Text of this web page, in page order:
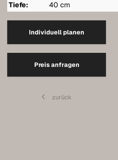
Tiefe:
40 cm
Individuell planen
Preis anfragen
zurück
Armoires murales
Qualité de nos meubles
Entretien